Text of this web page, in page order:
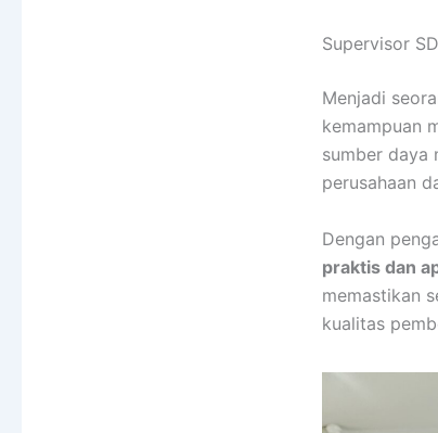
Supervisor
Menjadi
kemampuan
sumber daya
perusahaan
Dengan
praktis dan
memastikan
kualitas